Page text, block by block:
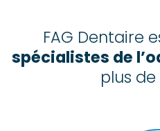
FAG Dentaire
spécialistes de
plus